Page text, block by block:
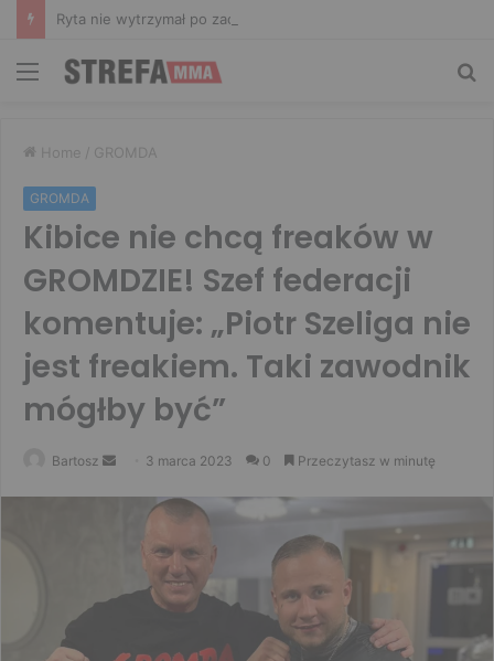
Menu
Home / GROMDA
GROMDA
Kibice nie chcą freaków w
GROMDZIE! Szef federacji
komentuje: „Piotr Szeliga nie
jest freakiem. Taki zawodnik
mógłby być”
Bartosz
Send 3 marca 2023 0 Przeczytasz w minutę